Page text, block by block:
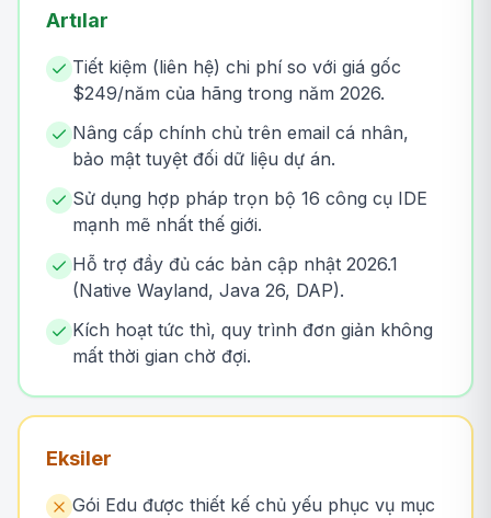
Artılar
Tiết kiệm (liên hệ) chi phí so với giá gốc
$249/năm của hãng trong năm 2026.
Nâng cấp chính chủ trên email cá nhân,
bảo mật tuyệt đối dữ liệu dự án.
Sử dụng hợp pháp trọn bộ 16 công cụ IDE
mạnh mẽ nhất thế giới.
Hỗ trợ đầy đủ các bản cập nhật 2026.1
(Native Wayland, Java 26, DAP).
Kích hoạt tức thì, quy trình đơn giản không
mất thời gian chờ đợi.
Eksiler
Gói Edu được thiết kế chủ yếu phục vụ mục